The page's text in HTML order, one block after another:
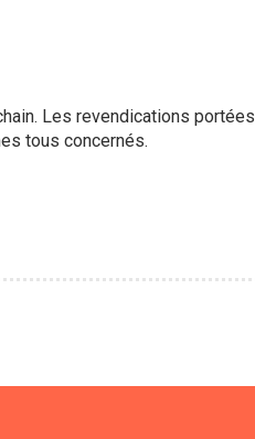
Les revendications portées
tous concernés.